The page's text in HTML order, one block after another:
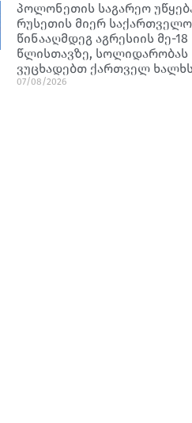
პოლონეთის საგარეო
რუსეთის მიერ
წინააღმდეგ აგრესიის მე-18
წლისთავზე, სოლიდარობას
ვუცხადებთ ქართველ
07/08/2026